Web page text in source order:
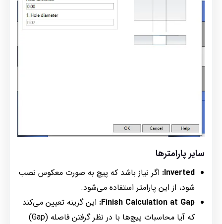
سایر پارامترها
Inverted: اگر نیاز باشد که پیچ به صورت معکوس نصب
شود، از این پارامتر استفاده می‌شود.
Finish Calculation at Gap: این گزینه تعیین می‌کند
که آیا محاسبات پیچ‌ها با در نظر گرفتن فاصله (Gap)